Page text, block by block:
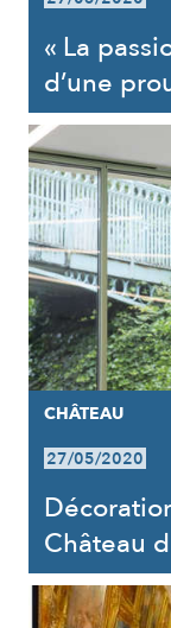
« La
d’une
CHÂTEAU
27/05/2020
Château